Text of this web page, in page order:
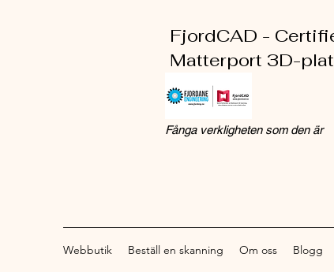
FjordCAD -
Matterport 3D-
Fånga verkligheten som den är
Webbutik Beställ en skanning Om oss Blogg